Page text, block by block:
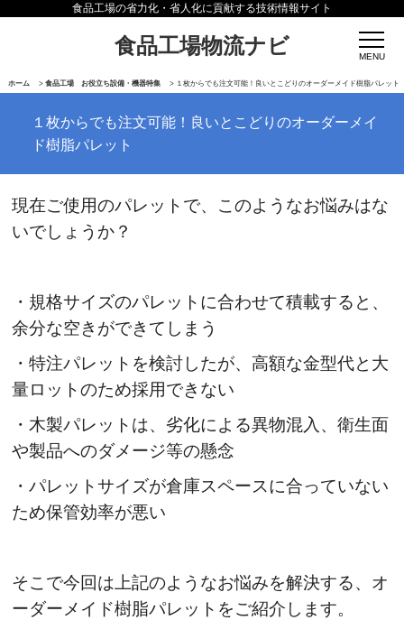
食品工場の省力化・省人化に貢献する技術情報サイト
食品工場物流ナビ
ホーム > 食品工場 お役立ち設備・機器特集 > １枚からでも注文可能！良いとこどりのオーダーメイド樹脂パレット
１枚からでも注文可能！良いとこどりのオーダーメイ
ド樹脂パレット
現在ご使用のパレットで、このようなお悩みはな
いでしょうか？
・規格サイズのパレットに合わせて積載すると、
余分な空きができてしまう
・特注パレットを検討したが、高額な金型代と大
量ロットのため採用できない
・木製パレットは、劣化による異物混入、衛生面
や製品へのダメージ等の懸念
・パレットサイズが倉庫スペースに合っていない
ため保管効率が悪い
そこで今回は上記のようなお悩みを解決する、オ
ーダーメイド樹脂パレットをご紹介します。